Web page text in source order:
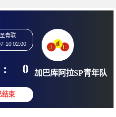
巴圣青联
2026-07-10 02:00
1 : 0